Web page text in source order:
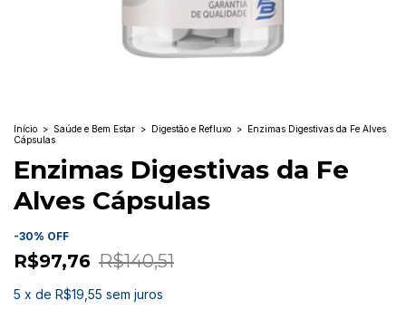
Início > Saúde e Bem Estar > Digestão e Refluxo > Enzimas Digestivas da Fe Alves
Cápsulas
Enzimas Digestivas da Fe
Alves Cápsulas
-30% OFF
R$97,76 R$140,51
5 x de R$19,55 sem juros